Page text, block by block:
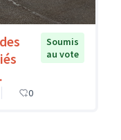
Soumis
au vote
0